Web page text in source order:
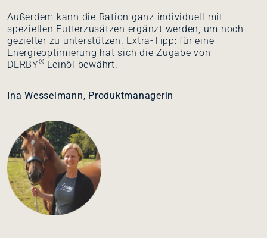
Außerdem kann die Ration ganz individuell mit
speziellen Futterzusätzen ergänzt werden, um noch
gezielter zu unterstützen. Extra-Tipp: für eine
Energieoptimierung hat sich die Zugabe von
DERBY® Leinöl bewährt.
Ina Wesselmann, Produktmanagerin